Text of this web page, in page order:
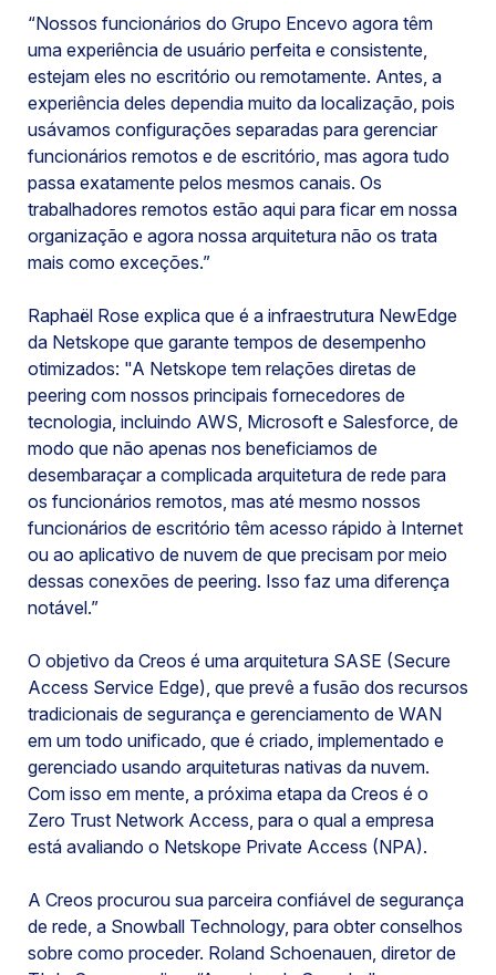
“Nossos funcionários do Grupo Encevo agora têm
uma experiência de usuário perfeita e consistente,
estejam eles no escritório ou remotamente. Antes, a
experiência deles dependia muito da localização, pois
usávamos configurações separadas para gerenciar
funcionários remotos e de escritório, mas agora tudo
passa exatamente pelos mesmos canais. Os
trabalhadores remotos estão aqui para ficar em nossa
organização e agora nossa arquitetura não os trata
mais como exceções.”
Raphaël Rose explica que é a infraestrutura NewEdge
da Netskope que garante tempos de desempenho
otimizados: "A Netskope tem relações diretas de
peering com nossos principais fornecedores de
tecnologia, incluindo AWS, Microsoft e Salesforce, de
modo que não apenas nos beneficiamos de
desembaraçar a complicada arquitetura de rede para
os funcionários remotos, mas até mesmo nossos
funcionários de escritório têm acesso rápido à Internet
ou ao aplicativo de nuvem de que precisam por meio
dessas conexões de peering. Isso faz uma diferença
notável.”
O objetivo da Creos é uma arquitetura SASE (Secure
Access Service Edge), que prevê a fusão dos recursos
tradicionais de segurança e gerenciamento de WAN
em um todo unificado, que é criado, implementado e
gerenciado usando arquiteturas nativas da nuvem.
Com isso em mente, a próxima etapa da Creos é o
Zero Trust Network Access, para o qual a empresa
está avaliando o Netskope Private Access (NPA).
A Creos procurou sua parceira confiável de segurança
de rede, a Snowball Technology, para obter conselhos
sobre como proceder. Roland Schoenauen, diretor de